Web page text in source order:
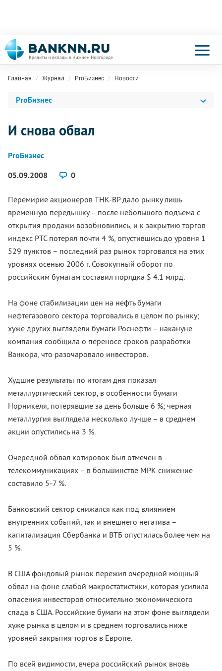
Главная Журнал ProБизнес Новости
ProБизнес
И снова обвал
ProБизнес
05.09.2008
0
Перемирие акционеров ТНК-ВР дало рынку лишь
временную передышку – после небольшого подъема с
открытия продажи возобновились, и к закрытию торгов
индекс РТС потерял почти 4 %, опустившись до уровня 1
529 пунктов – последний раз рынок торговался на этих
уровнях осенью 2006 г. Совокупный оборот по
российским бумагам составил порядка $ 4.1 млрд.
На фоне стабилизации цен на нефть бумаги
нефтегазового сектора торговались в целом по рынку;
хуже других выглядели бумаги Роснефти – накануне
компания сообщила о переносе сроков разработки
Ванкора, что разочаровало инвесторов.
Худшие результаты по итогам дня показал
металлургический сектор, в особенности бумаги
Норникеля, потерявшие за день больше 6 %; черная
металлургия выглядела несколько лучше – в среднем
акции опустились на 3 %.
Очередной обвал котировок был отмечен в
телекоммуникациях – в большинстве МРК снижение
составило 5-7 %.
Банковский сектор снижался как под влиянием
внутренних событий, так и внешнего негатива –
капитализация Сбербанка и ВТБ опустилась более чем на
5 %.
В США фондовый рынок пережил очередной мощный
обвал на фоне слабой макростатистики, которая усилила
опасения инвесторов относительно экономического
спада в США. Российские бумаги на этом фоне выглядели
хуже рынка в целом и в среднем торговались ниже
уровней закрытия торгов в Европе.
По всей видимости, вчера российский рынок вновь